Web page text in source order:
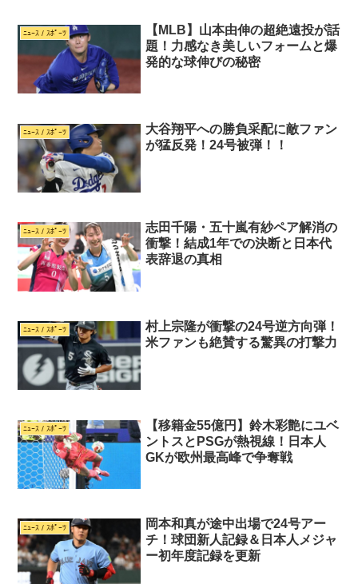
ﾆｭｰｽ / ｽﾎﾟｰﾂ
【MLB】山本由伸の超絶遠投が話
題！力感なき美しいフォームと爆
発的な球伸びの秘密
ﾆｭｰｽ / ｽﾎﾟｰﾂ
大谷翔平への勝負采配に敵ファン
が猛反発！24号被弾！！
ﾆｭｰｽ / ｽﾎﾟｰﾂ
志田千陽・五十嵐有紗ペア解消の
衝撃！結成1年での決断と日本代
表辞退の真相
ﾆｭｰｽ / ｽﾎﾟｰﾂ
村上宗隆が衝撃の24号逆方向弾！
米ファンも絶賛する驚異の打撃力
ﾆｭｰｽ / ｽﾎﾟｰﾂ
【移籍金55億円】鈴木彩艶にユベ
ントスとPSGが熱視線！日本人
GKが欧州最高峰で争奪戦
ﾆｭｰｽ / ｽﾎﾟｰﾂ
岡本和真が途中出場で24号アー
チ！球団新人記録＆日本人メジャ
ー初年度記録を更新